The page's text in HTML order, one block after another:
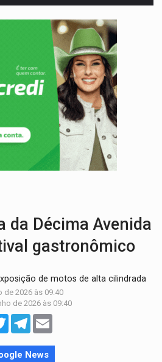
AO CAMPO:Veja as mais de 200 ações de Marcos
Grupo Nova Era amplia presença em PVH e transforma Aramix
PCC amplia presença internacional e transforma Brasil em
RONDONIAOVIVO:Museólogo Antônio Ocampo conduz a história de
Ferroviários pedem ao Iphan recuperação de área
O CARDÁPIO: Veja essa receita de carne assada para o
AOS ESTUDANTES: Greve dos professores em PVH é
da Décima Avenida
gastronômico
de motos de alta cilindrada
de 2026 às 09:40
de 2026 às 09:40
TwitterTelegram
News